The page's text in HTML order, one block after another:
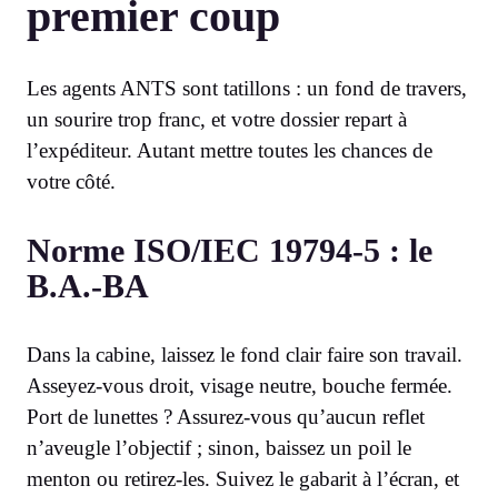
premier coup
Les agents ANTS sont tatillons : un fond de travers,
un sourire trop franc, et votre dossier repart à
l’expéditeur. Autant mettre toutes les chances de
votre côté.
Norme ISO/IEC 19794-5 : le
B.A.-BA
Dans la cabine, laissez le fond clair faire son travail.
Asseyez-vous droit, visage neutre, bouche fermée.
Port de lunettes ? Assurez-vous qu’aucun reflet
n’aveugle l’objectif ; sinon, baissez un poil le
menton ou retirez-les. Suivez le gabarit à l’écran, et